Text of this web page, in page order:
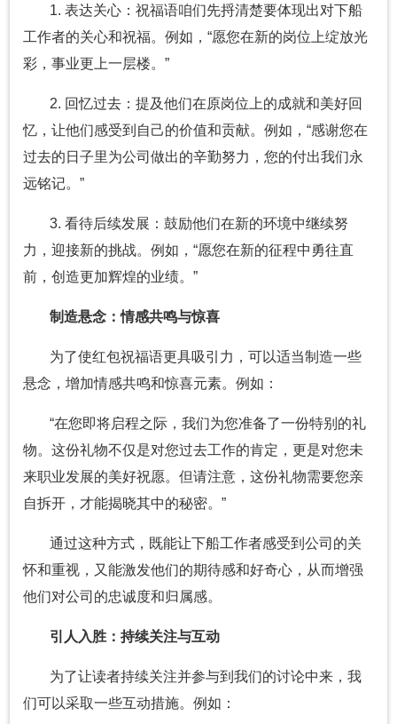
1. 表达关心：祝福语咱们先捋清楚要体现出对下船
工作者的关心和祝福。例如，“愿您在新的岗位上绽放光
彩，事业更上一层楼。”
2. 回忆过去：提及他们在原岗位上的成就和美好回
忆，让他们感受到自己的价值和贡献。例如，“感谢您在
过去的日子里为公司做出的辛勤努力，您的付出我们永
远铭记。”
3. 看待后续发展：鼓励他们在新的环境中继续努
力，迎接新的挑战。例如，“愿您在新的征程中勇往直
前，创造更加辉煌的业绩。”
制造悬念：情感共鸣与惊喜
为了使红包祝福语更具吸引力，可以适当制造一些
悬念，增加情感共鸣和惊喜元素。例如：
“在您即将启程之际，我们为您准备了一份特别的礼
物。这份礼物不仅是对您过去工作的肯定，更是对您未
来职业发展的美好祝愿。但请注意，这份礼物需要您亲
自拆开，才能揭晓其中的秘密。”
通过这种方式，既能让下船工作者感受到公司的关
怀和重视，又能激发他们的期待感和好奇心，从而增强
他们对公司的忠诚度和归属感。
引人入胜：持续关注与互动
为了让读者持续关注并参与到我们的讨论中来，我
们可以采取一些互动措施。例如：